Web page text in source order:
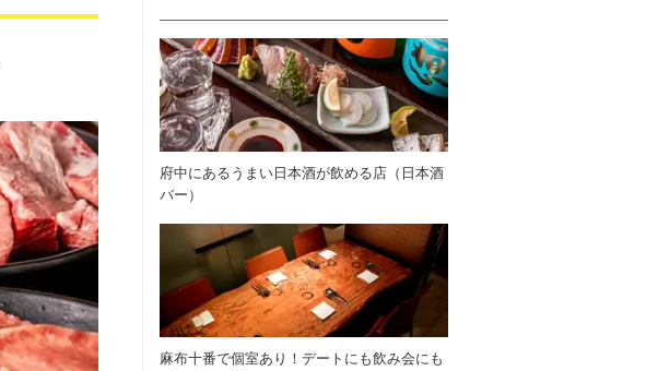
府中にあるうまい日本酒が飲める店（日本酒
バー）
麻布十番で個室あり！デートにも飲み会にも